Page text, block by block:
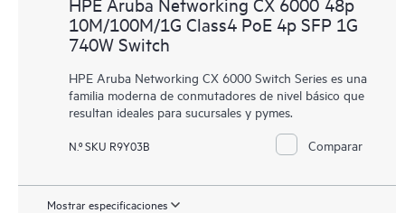
10M/100M/1G Class4 PoE 4p SFP 1G
740W Switch
HPE Aruba Networking CX 6000 Switch Series es una
familia moderna de conmutadores de nivel básico que
resultan ideales para sucursales y pymes.
N.º SKU R9Y03B Comparar
Mostrar especificaciones